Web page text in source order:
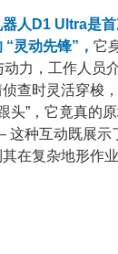
人D1 Ultra是
“灵动先锋”，它
动力，工作人员
查时灵活穿梭
头”，它竟真的
种互动既展示
在复杂地形作业